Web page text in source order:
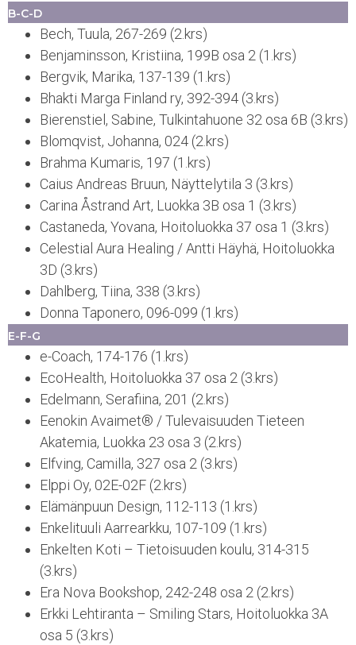
B-C-D
Bech, Tuula, 267-269 (2.krs)
Benjaminsson, Kristiina, 199B osa 2 (1.krs)
Bergvik, Marika, 137-139 (1.krs)
Bhakti Marga Finland ry, 392-394 (3.krs)
Bierenstiel, Sabine, Tulkintahuone 32 osa 6B (3.krs)
Blomqvist, Johanna, 024 (2.krs)
Brahma Kumaris, 197 (1.krs)
Caius Andreas Bruun, Näyttelytila 3 (3.krs)
Carina Åstrand Art, Luokka 3B osa 1 (3.krs)
Castaneda, Yovana, Hoitoluokka 37 osa 1 (3.krs)
Celestial Aura Healing / Antti Häyhä, Hoitoluokka
3D (3.krs)
Dahlberg, Tiina, 338 (3.krs)
Donna Taponero, 096-099 (1.krs)
E-F-G
e-Coach, 174-176 (1.krs)
EcoHealth, Hoitoluokka 37 osa 2 (3.krs)
Edelmann, Serafiina, 201 (2.krs)
Eenokin Avaimet® / Tulevaisuuden Tieteen
Akatemia, Luokka 23 osa 3 (2.krs)
Elfving, Camilla, 327 osa 2 (3.krs)
Elppi Oy, 02E-02F (2.krs)
Elämänpuun Design, 112-113 (1.krs)
Enkelituuli Aarrearkku, 107-109 (1.krs)
Enkelten Koti – Tietoisuuden koulu, 314-315
(3.krs)
Era Nova Bookshop, 242-248 osa 2 (2.krs)
Erkki Lehtiranta – Smiling Stars, Hoitoluokka 3A
osa 5 (3.krs)